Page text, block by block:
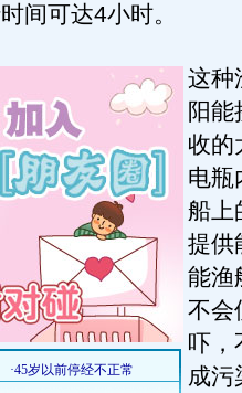
间可达4小时。
这种
阳
收的
电瓶
船上
提供
能渔
不会
吓，
成污